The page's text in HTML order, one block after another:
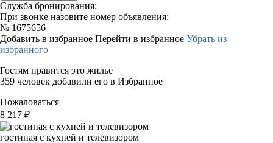
Служба бронирования:
При звонке назовите номер объявления:
№ 1675656
Добавить в избранное Перейти в избранное Убрать из
избранного
Гостям нравится это жильё
359 человек добавили его в Избранное
Пожаловаться
8 217 ₽
гостиная с кухней и телевизором